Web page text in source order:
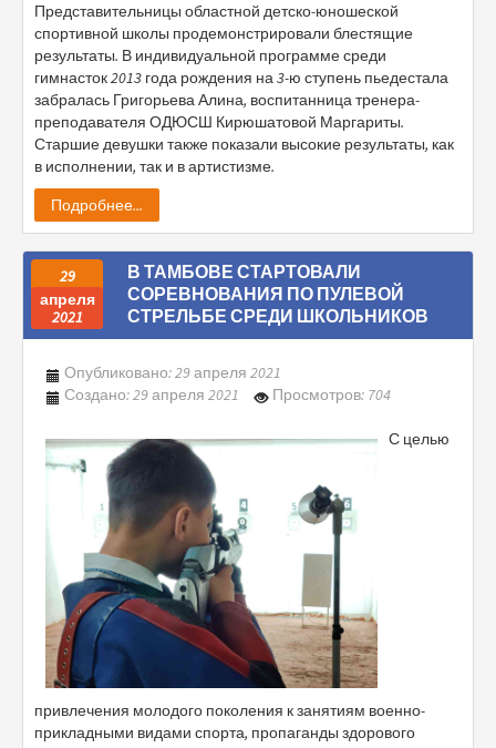
Представительницы областной детско-юношеской
спортивной школы продемонстрировали блестящие
результаты. В индивидуальной программе среди
гимнасток 2013 года рождения на 3-ю ступень пьедестала
забралась Григорьева Алина, воспитанница тренера-
преподавателя ОДЮСШ Кирюшатовой Маргариты.
Старшие девушки также показали высокие результаты, как
в исполнении, так и в артистизме.
Подробнее...
29
апреля
2021
В ТАМБОВЕ СТАРТОВАЛИ
СОРЕВНОВАНИЯ ПО ПУЛЕВОЙ
СТРЕЛЬБЕ СРЕДИ ШКОЛЬНИКОВ
Опубликовано: 29 апреля 2021
Создано: 29 апреля 2021
Просмотров: 704
С целью
привлечения молодого поколения к занятиям военно-
прикладными видами спорта, пропаганды здорового